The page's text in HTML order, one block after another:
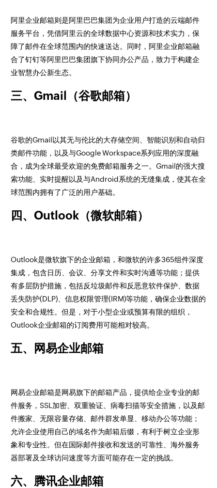
阿里企业邮箱则是阿里巴巴集团为企业用户打造的云端邮件
服务平台，凭借阿里云的全球数据中心资源和技术实力，保
障了邮件在全球范围内的快速送达。同时，阿里企业邮箱融
合了钉钉等阿里巴巴集团旗下协同办公产品，致力于构建企
业智慧办公新生态。
三、Gmail（谷歌邮箱）
谷歌的Gmail以其无与伦比的大存储空间、智能识别和自动归
类邮件功能，以及与Google Workspace系列应用的深度融
合，成为全球最受欢迎的免费邮箱服务之一。Gmail的强大搜
索功能、实时提醒以及与Android系统的无缝集成，使其在全
球范围内拥有了广泛的用户基础。
四、Outlook（微软邮箱）
Outlook是微软旗下的企业邮箱，和微软的许多365组件深度
集成，包含日历、会议、分享文件和实时沟通等功能；提供
有多层防护措施，包括反垃圾邮件和反恶意软件保护、数据
丢失防护(DLP)、信息权限管理(IRM)等功能，确保企业数据的
安全和合规性。但是，对于小型企业或预算有限的组织，
Outlook企业邮箱的订阅费用可能相对较高。
五、网易企业邮箱
网易企业邮箱是网易旗下的邮箱产品，提供给企业专业的邮
件服务，SSL加密、双重验证、病毒扫描等安全措施，以及邮
件搬家、无限容量存储、邮件群发单显、移动办公等功能；
允许企业使用自己的域名作为邮箱后缀，有利于树立企业形
象和专业性。但在国际邮件接收和发送的可靠性、海外服务
器部署及全球访问速度等方面可能存在一定的挑战。
六、腾讯企业邮箱